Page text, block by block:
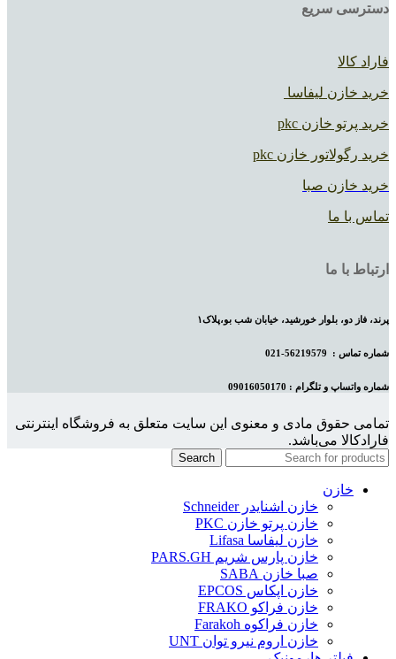
دسترسی سریع
فاراد کالا
خرید خازن لیفاسا
خرید پرتو خازن pkc
خرید رگولاتور خازن pkc
خرید خازن صبا
تماس با ما
ارتباط با ما
پرند، فاز دو، بلوار خورشید، خیابان شب بو،پلاک۱
شماره تماس : 56219579-021
شماره واتساپ و تلگرام : 09016050170
تمامی حقوق مادی و معنوی این سایت متعلق به فروشگاه اینترنتی
فارادکالا می‌باشد.
Search
خازن
خازن اشنایدر Schneider
خازن پرتو خازن PKC
خازن لیفاسا Lifasa
خازن پارس شریم PARS.GH
صبا خازن SABA
خازن اپکاس EPCOS
خازن فراکو FRAKO
خازن فراکوه Farakoh
خازن اروم نیرو توان UNT